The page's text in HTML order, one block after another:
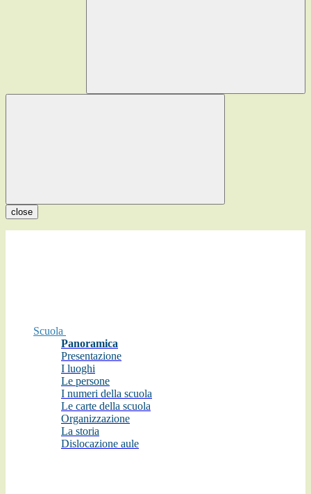
close
Scuola
Panoramica
Presentazione
I luoghi
Le persone
I numeri della scuola
Le carte della scuola
Organizzazione
La storia
Dislocazione aule